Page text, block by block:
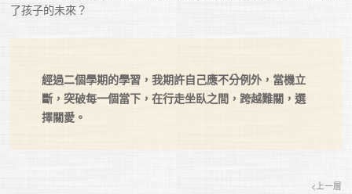
了孩子的未來？
經過二個學期的學習，我期許自己應不分例外，當機立
斷，突破每一個當下，在行走坐臥之間，跨越難關，選
擇關愛。
<上一層